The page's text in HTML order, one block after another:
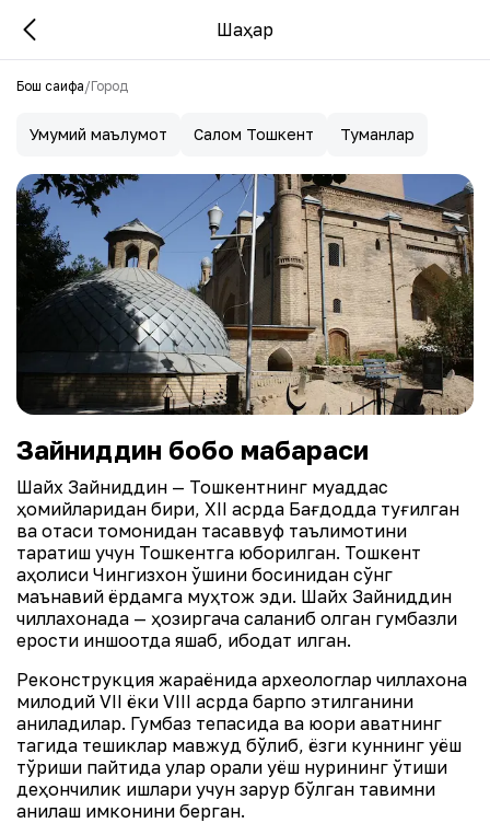
Шаҳар
Бош саҳифа/Город
Умумий маълумот Салом Тошкент Туманлар
Зайниддин бобо мақбараси
Шайх Зайниддин — Тошкентнинг муқаддас
ҳомийларидан бири, XII асрда Бағдодда туғилган
ва отаси томонидан тасаввуф таълимотини
тарқатиш учун Тошкентга юборилган. Тошкент
аҳолиси Чингизхон қўшини босқинидан сўнг
маънавий ёрдамга муҳтож эди. Шайх Зайниддин
чиллахонада — ҳозиргача сақланиб қолган гумбазли
ерости иншоотда яшаб, ибодат қилган.
Реконструкция жараёнида археологлар чиллахона
милодий VII ёки VIII асрда барпо этилганини
аниқладилар. Гумбаз тепасида ва юқори қаватнинг
тагида тешиклар мавжуд бўлиб, ёзги куннинг қуёш
тўриши пайтида улар орқали қуёш нурининг ўтиши
деҳқончилик ишлари учун зарур бўлган тақвимни
аниқлаш имконини берган.